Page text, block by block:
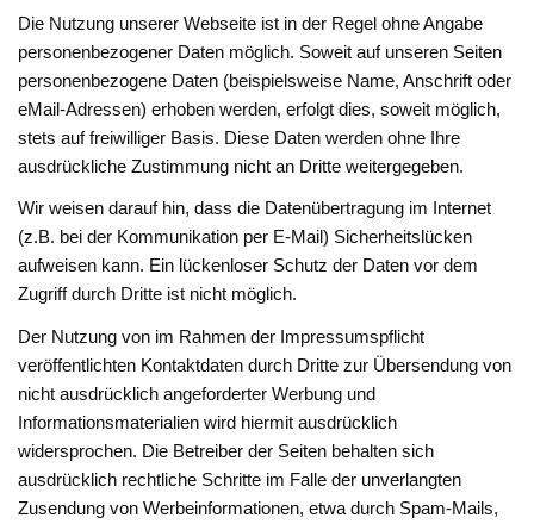
Die Nutzung unserer Webseite ist in der Regel ohne Angabe
personenbezogener Daten möglich. Soweit auf unseren Seiten
personenbezogene Daten (beispielsweise Name, Anschrift oder
eMail-Adressen) erhoben werden, erfolgt dies, soweit möglich,
stets auf freiwilliger Basis. Diese Daten werden ohne Ihre
ausdrückliche Zustimmung nicht an Dritte weitergegeben.
Wir weisen darauf hin, dass die Datenübertragung im Internet
(z.B. bei der Kommunikation per E-Mail) Sicherheitslücken
aufweisen kann. Ein lückenloser Schutz der Daten vor dem
Zugriff durch Dritte ist nicht möglich.
Der Nutzung von im Rahmen der Impressumspflicht
veröffentlichten Kontaktdaten durch Dritte zur Übersendung von
nicht ausdrücklich angeforderter Werbung und
Informationsmaterialien wird hiermit ausdrücklich
widersprochen. Die Betreiber der Seiten behalten sich
ausdrücklich rechtliche Schritte im Falle der unverlangten
Zusendung von Werbeinformationen, etwa durch Spam-Mails,